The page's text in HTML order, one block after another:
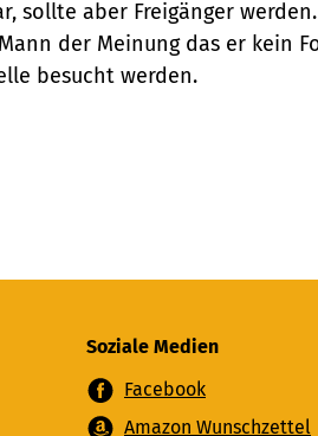
sollte aber Freigänger werden.
der Meinung das er kein
besucht werden.
Soziale Medien
Facebook
Amazon Wunschzettel